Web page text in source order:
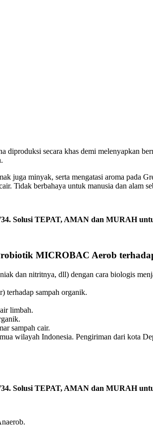
secara khas demi melenyapkan
juga minyak, serta mengatasi aroma pada
Tidak berbahaya untuk manusia dan alam
Solusi TEPAT, AMAN dan MURAH
MICROBAC Aerob
dan nitritnya, dll) dengan cara biologis
terhadap sampah organik.
limbah.
sampah cair.
wilayah Indonesia. Pengiriman dari kota
Solusi TEPAT, AMAN dan MURAH